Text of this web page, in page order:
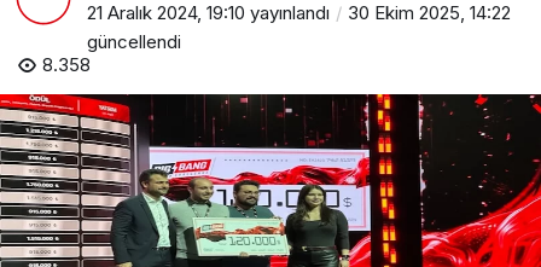
21 Aralık 2024, 19:10 yayınlandı
30 Ekim 2025, 14:22
güncellendi
8.358